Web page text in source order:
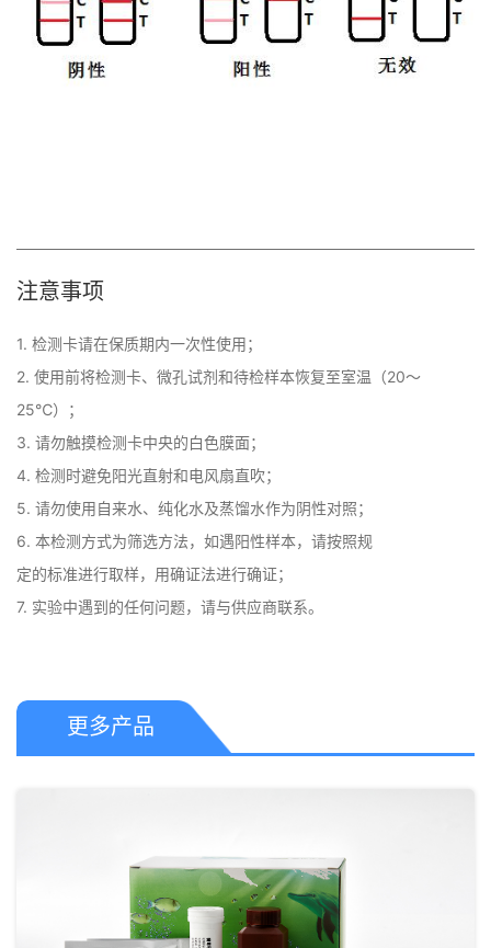
注意事项
1. 检测卡请在保质期内一次性使用；
2. 使用前将检测卡、微孔试剂和待检样本恢复至室温（20～
25℃）；
3. 请勿触摸检测卡中央的白色膜面；
4. 检测时避免阳光直射和电风扇直吹；
5. 请勿使用自来水、纯化水及蒸馏水作为阴性对照；
6. 本检测方式为筛选方法，如遇阳性样本，请按照规
定的标准进行取样，用确证法进行确证；
7. 实验中遇到的任何问题，请与供应商联系。
更多产品